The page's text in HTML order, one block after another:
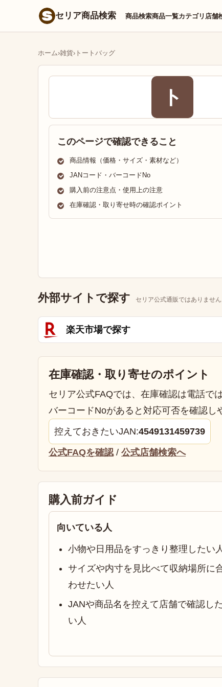
セリア商品検索 商品検索商品一覧カテゴリ 店舗
ホーム›雑貨› トートバッグ
ト
このページで確認できること
商品情報（価格・サイズ・素材など）
JANコード・バーコードNo
購入前の注意点・使用上の注意
在庫確認・取り寄せ時の確認ポイント
外部サイトで探す セリア公式通販ではありませ
楽天市場で探す
在庫確認・取り寄せのポイント
セリア公式FAQでは、在庫確認は電話で
バーコードNoがあると対応可否を確認し
控えておきたいJAN:4549131459739
公式FAQを確認/ 公式店舗検索へ
購入前ガイド
向いている人
小物や日用品をすっきり整理したい
サイズや内寸を見比べて収納場所に
わせたい人
JANや商品名を控えて店舗で確認した
い人